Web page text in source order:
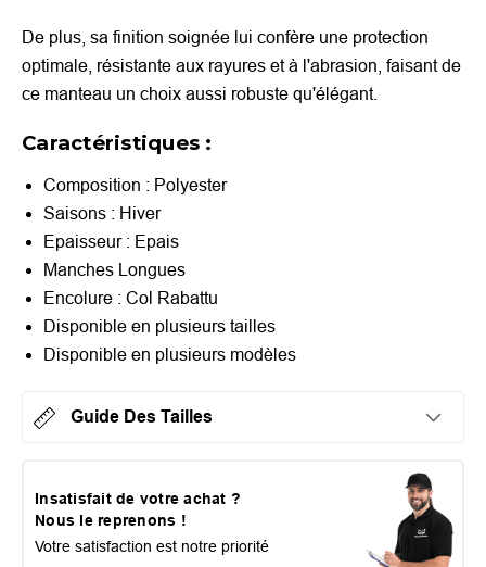
De plus, sa finition soignée lui confère une protection
optimale, résistante aux rayures et à l'abrasion, faisant de
ce manteau un choix aussi robuste qu'élégant.
Caractéristiques :
Composition : Polyester
Saisons : Hiver
Epaisseur : Epais
Manches Longues
Encolure : Col Rabattu
Disponible en plusieurs tailles
Disponible en plusieurs modèles
Guide Des Tailles
Insatisfait de votre achat ?
Nous le reprenons !
Votre satisfaction est notre priorité